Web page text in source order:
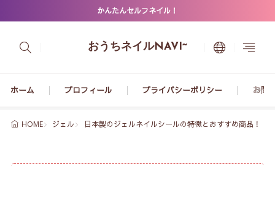
かんたんセルフネイル！
おうちネイルNAVI~
ホーム プロフィール プライバシーポリシー お問
HOME ジェル 日本製のジェルネイルシールの特徴とおすすめ商品！